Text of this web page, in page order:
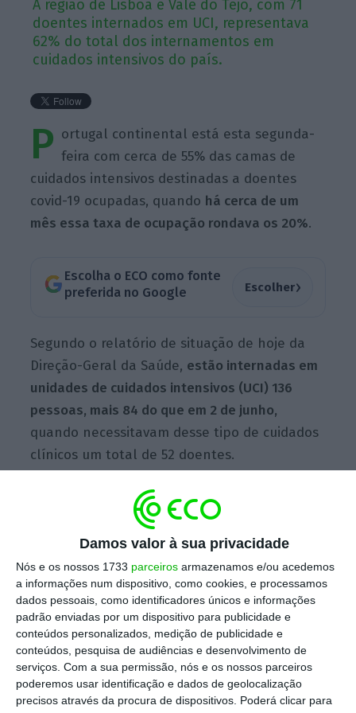
Damos valor à sua privacidade
Nós e os nossos 1733 parceiros armazenamos e/ou acedemos
a informações num dispositivo, como cookies, e processamos
dados pessoais, como identificadores únicos e informações
padrão enviadas por um dispositivo para publicidade e
conteúdos personalizados, medição de publicidade e
conteúdos, pesquisa de audiências e desenvolvimento de
serviços. Com a sua permissão, nós e os nossos parceiros
poderemos usar identificação e dados de geolocalização
precisos através da procura de dispositivos. Poderá clicar para
A região de Lisboa e Vale do Tejo, com 71
doentes internados em UCI, representava
62% do total dos internamentos em
cuidados intensivos do país.
P ortugal continental está esta segunda-
feira com cerca de 55% das camas de
cuidados intensivos destinadas a doentes
covid-19 ocupadas, quando há cerca de um
mês essa taxa de ocupação rondava os 20%.
Escolha o ECO como fonte
preferida no Google
Escolher›
Segundo o relatório de situação de hoje da
Direção-Geral da Saúde, estão internadas em
unidades de cuidados intensivos (UCI) 136
pessoas, mais 84 do que em 2 de junho,
quando necessitavam desse tipo de cuidados
clínicos um total de 52 doentes.
Estas 136 pessoas que estão em UCI
representam 55% do valor crítico de 245
camas ocupadas previsto nas “linhas
vermelhas” estabelecidas por diversos
especialistas que definiram vários indicadores
de acompanhamento da evolução da
pandemia em Portugal.
“Adotando uma taxa de ocupação de 85%, o